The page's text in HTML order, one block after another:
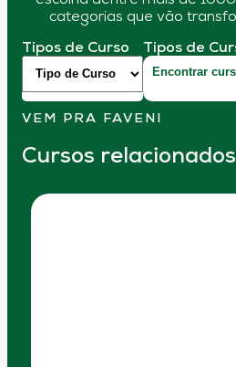
categorias que vão
Tipos de Curso Tipos de
VEM PRA FAVENI
Cursos relacionados